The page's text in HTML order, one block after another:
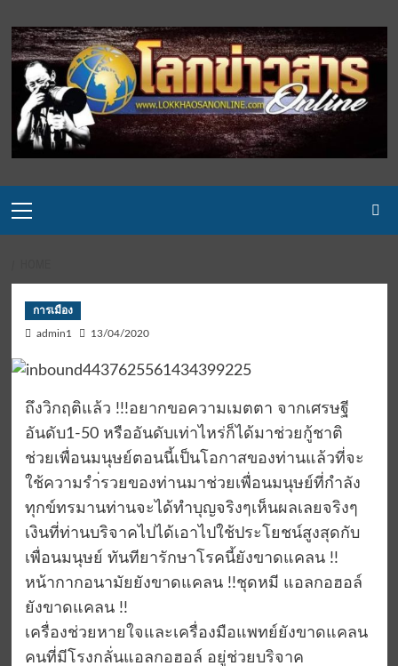
to
content
Menu
การเมือง
admin1 13/04/2020
ถึงวิกฤติแล้ว !!!อยากขอความเมตตา จากเศรษฐี
อันดับ1-50 หรืออันดับเท่าไหร่ก็ได้มาช่วยกู้ชาติ
ช่วยเพื่อนมนุษย์ตอนนี้เป็นโอกาสของท่านแล้วที่จะ
ใช้ความรำ่รวยของท่านมาช่วยเพื่อนมนุษย์ที่กำลัง
ทุกข์ทรมานท่านจะได้ทำบุญจริงๆเห็นผลเลยจริงๆ
เงินที่ท่านบริจาคไปได้เอาไปใช้ประโยชน์สูงสุดกับ
เพื่อนมนุษย์ ทันทียารักษาโรคนี้ยังขาดแคลน !!
หน้ากากอนามัยยังขาดแคลน !!ชุดหมี แอลกอฮอล์
ยังขาดแคลน !!
เครื่องช่วยหายใจและเครื่องมือแพทย์ยังขาดแคลน
คนที่มีโรงกลั่นแอลกอฮอล์ อยู่ช่วยบริจาค